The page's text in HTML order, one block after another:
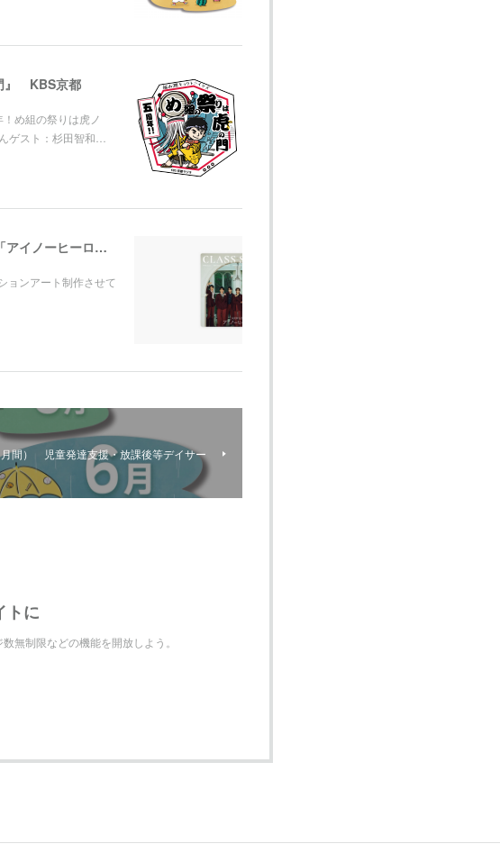
』 KBS京都
め組の祭りは虎ノ
ゲスト：杉田智和…
ジャケット モーションアート制作 （Apple Music) CLASS SEVEN 3rd Single「アイノーヒーロー」
ョンアート制作させて
間） 児童発達支援・放課後等デイサー
トに
無制限などの機能を開放しよう。